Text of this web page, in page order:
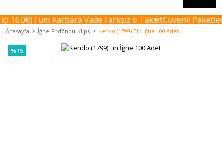
16.00)Tüm Kartlara Vade Farksız 6 TaksitGüvenli
Anasayfa İğne-Fırdöndü-Klips Kendo (1799) Tin İğne 100 Adet
%15